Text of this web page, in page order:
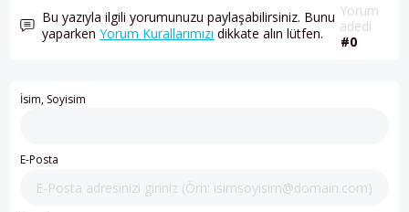
Bu yazıyla ilgili yorumunuzu paylaşabilirsiniz. Bunu
yaparkenYorum Kurallarımızı dikkate alın lütfen.
Yorum
adedi
#0
İsim, Soyisim
E-Posta